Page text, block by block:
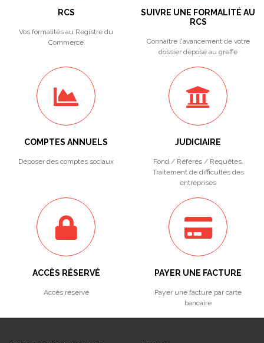
RCS
Vos formalités au Registre du
Commerce
SUIVRE UNE FORMALITÉ AU
RCS
Connaître l'avancement de votre
dossier déposé au greffe
COMPTES ANNUELS
Déposer des comptes sociaux
JUDICIAIRE
Fond / Référés / Requêtes.
Traitement de difficultés des
entreprises
ACCÈS RÉSERVÉ
Accès réservé
PAYER UNE FACTURE
Payer une facture par carte
bancaire